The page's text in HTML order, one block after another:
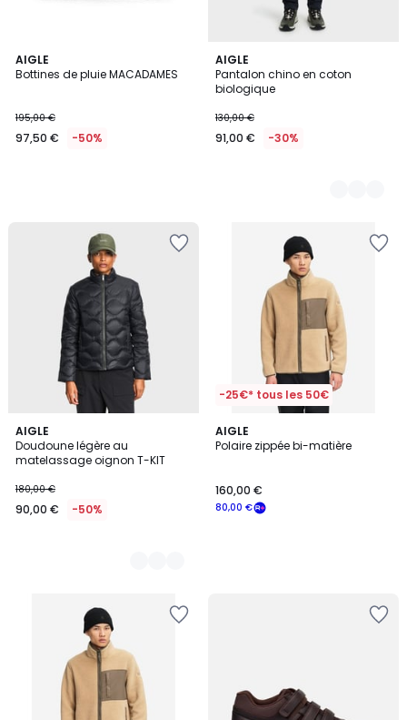
AIGLE
Bottines de pluie MACADAMES
195,00 €
97,50 € -50%
AIGLE
Pantalon chino en coton
biologique
130,00 €
91,00 € -30%
2
Couleurs
AIGLE
Doudoune légère au
matelassage oignon T-KIT
180,00 €
90,00 € -50%
2
Couleurs
-25€* tous les 50€
AIGLE
Polaire zippée bi-matière
80,00 €
160,00 €